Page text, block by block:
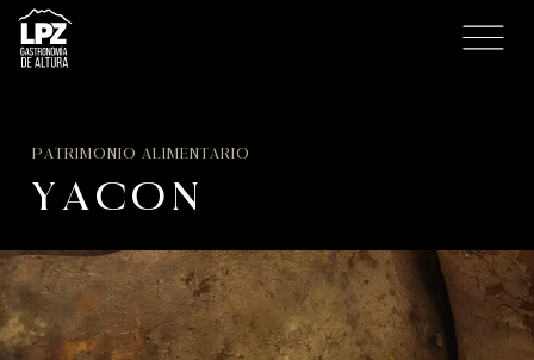
PATRIMONIO ALIMENTARIO
YACON